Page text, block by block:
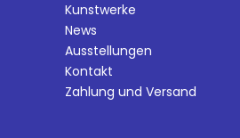
Kunstwerke
News
Ausstellungen
Kontakt
Zahlung und Versand